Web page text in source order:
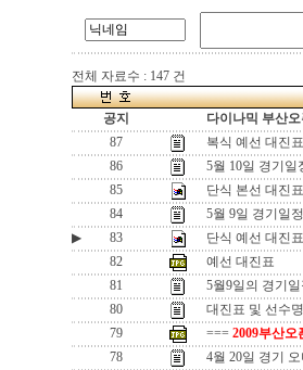
전체 자료수 : 147 건
공지
다이나믹 부산
87
복식 예선 대진표
86
5월 10일 경기일
85
단식 본선 대진표
84
5월 9일 경기일정
▶
83
단식 예선 대진
82
예선 대진표
81
5월9일의 경기
80
대진표 및 선수
79
=== 2009부산오
78
4월 20일 경기